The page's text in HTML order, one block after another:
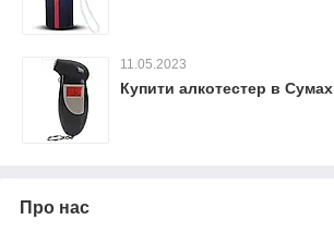
11.05.2023
Купити алкотестер в Сумах
Про нас